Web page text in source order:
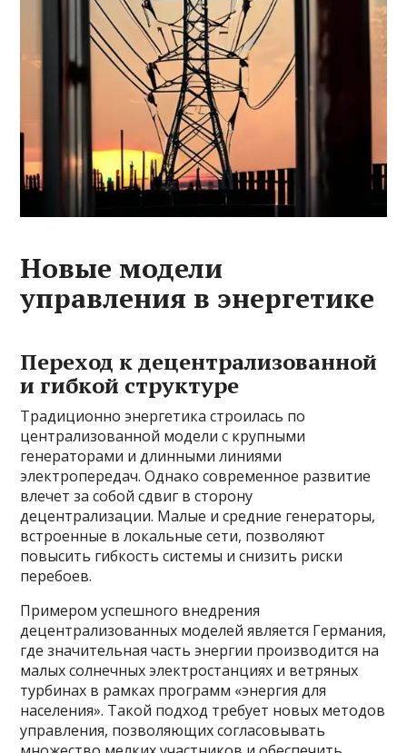
Новые модели
управления в энергетике
Переход к децентрализованной
и гибкой структуре
Традиционно энергетика строилась по
централизованной модели с крупными
генераторами и длинными линиями
электропередач. Однако современное развитие
влечет за собой сдвиг в сторону
децентрализации. Малые и средние генераторы,
встроенные в локальные сети, позволяют
повысить гибкость системы и снизить риски
перебоев.
Примером успешного внедрения
децентрализованных моделей является Германия,
где значительная часть энергии производится на
малых солнечных электростанциях и ветряных
турбинах в рамках программ «энергия для
населения». Такой подход требует новых методов
управления, позволяющих согласовывать